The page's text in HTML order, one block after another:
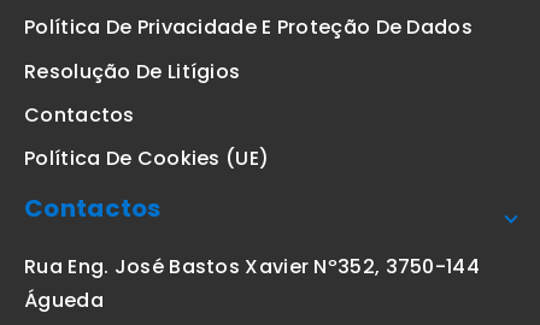
Política De Privacidade E Proteção De Dados
Resolução De Litígios
Contactos
Política De Cookies (UE)
Contactos
Rua Eng. José Bastos Xavier Nº352, 3750-144
Águeda